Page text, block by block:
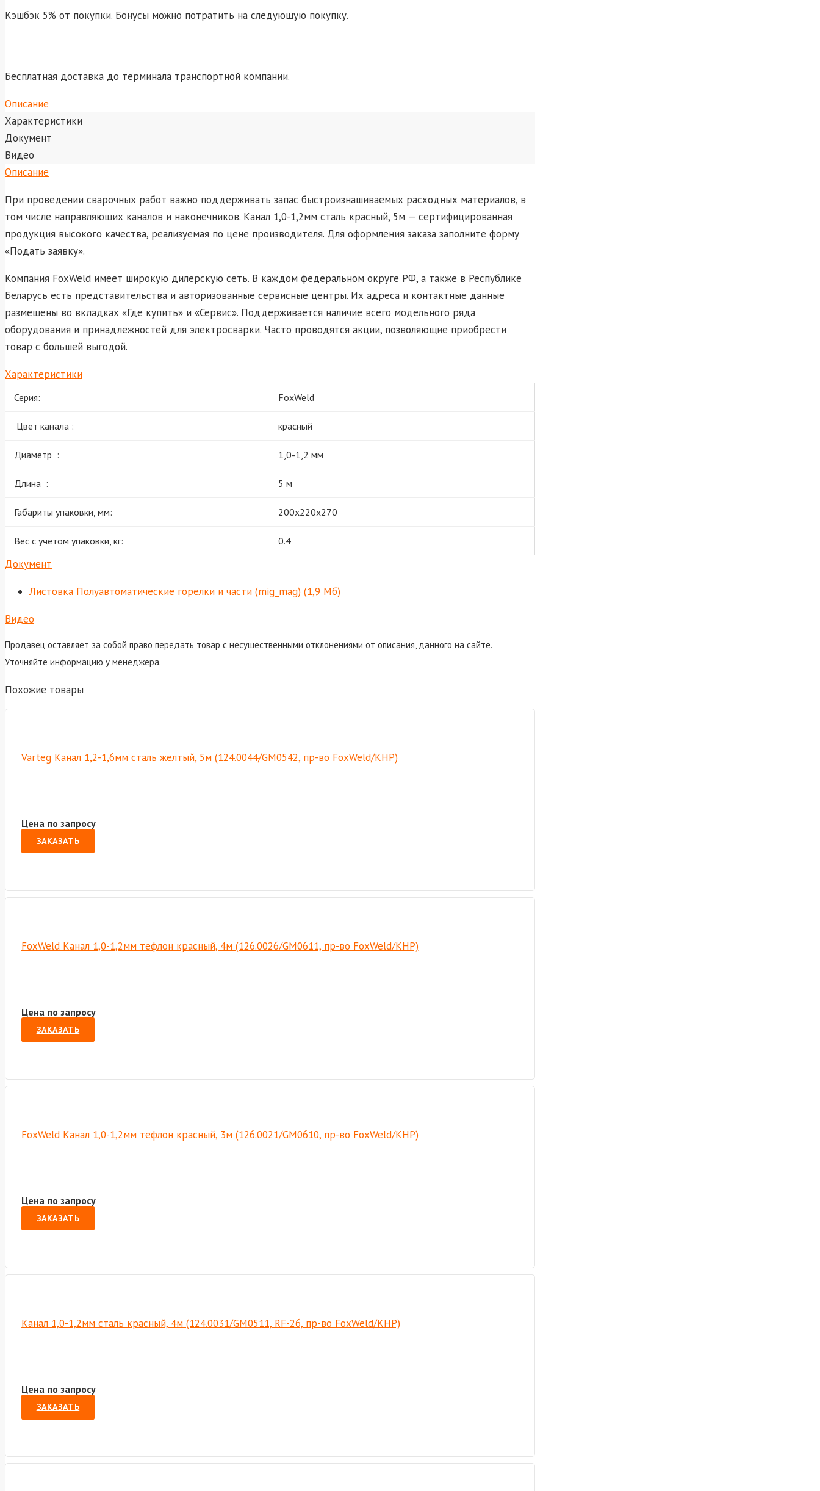
Кэшбэк 5% от покупки. Бонусы можно потратить на следующую покупку.
Бесплатная доставка до терминала транспортной компании.
Описание
Характеристики
Документ
Видео
Описание
При проведении сварочных работ важно поддерживать запас быстроизнашиваемых расходных материалов, в
том числе направляющих каналов и наконечников. Канал 1,0-1,2мм сталь красный, 5м — сертифицированная
продукция высокого качества, реализуемая по цене производителя. Для оформления заказа заполните форму
«Подать заявку».
Компания FoxWeld имеет широкую дилерскую сеть. В каждом федеральном округе РФ, а также в Республике
Беларусь есть представительства и авторизованные сервисные центры. Их адреса и контактные данные
размещены во вкладках «Где купить» и «Сервис». Поддерживается наличие всего модельного ряда
оборудования и принадлежностей для электросварки. Часто проводятся акции, позволяющие приобрести
товар с большей выгодой.
Характеристики
Серия: FoxWeld
Цвет канала : красный
Диаметр : 1,0-1,2 мм
Длина : 5 м
Габариты упаковки, мм: 200х220х270
Вес с учетом упаковки, кг: 0.4
Документ
Листовка Полуавтоматические горелки и части (mig_mag) (1,9 Мб)
Видео
Продавец оставляет за собой право передать товар с несущественными отклонениями от описания, данного на сайте.
Уточняйте информацию у менеджера.
Похожие товары
Varteg Канал 1,2-1,6мм сталь желтый, 5м (124.0044/GM0542, пр-во FoxWeld/КНР)
Цена по запросу
ЗАКАЗАТЬ
FoxWeld Канал 1,0-1,2мм тефлон красный, 4м (126.0026/GM0611, пр-во FoxWeld/КНР)
Цена по запросу
ЗАКАЗАТЬ
FoxWeld Канал 1,0-1,2мм тефлон красный, 3м (126.0021/GM0610, пр-во FoxWeld/КНР)
Цена по запросу
ЗАКАЗАТЬ
Канал 1,0-1,2мм сталь красный, 4м (124.0031/GM0511, RF-26, пр-во FoxWeld/КНР)
Цена по запросу
ЗАКАЗАТЬ